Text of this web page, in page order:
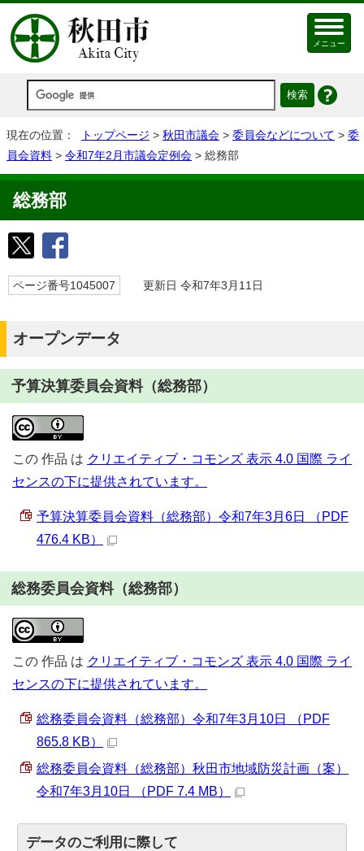
メニュー
現在の位置： トップページ > 秋田市議会 > 委員会などについて > 委
員会資料 > 令和7年2月市議会定例会 > 総務部
総務部
ページ番号1045007 更新日 令和7年3月11日
オープンデータ
予算決算委員会資料（総務部）
この 作品 は クリエイティブ・コモンズ 表示 4.0 国際 ライ
センスの下に提供されています。
予算決算委員会資料（総務部）令和7年3月6日 （PDF
476.4 KB）
総務委員会資料（総務部）
この 作品 は クリエイティブ・コモンズ 表示 4.0 国際 ライ
センスの下に提供されています。
総務委員会資料（総務部）令和7年3月10日 （PDF
865.8 KB）
総務委員会資料（総務部）秋田市地域防災計画（案）
令和7年3月10日 （PDF 7.4 MB）
データのご利用に際して